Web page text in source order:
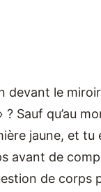
devant le
Sauf qu’au
jaune, et
avant de
de corps